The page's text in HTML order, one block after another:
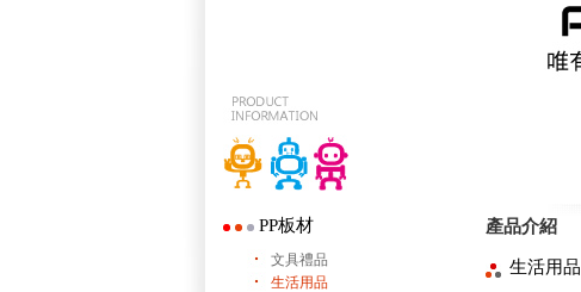
PP板材
文具禮品
生活用品
產品介紹
生活用品